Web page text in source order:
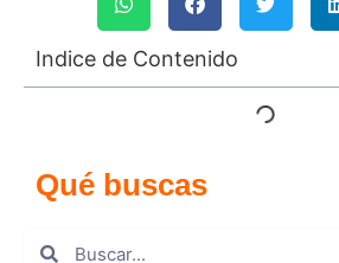
Indice de Contenido
Qué buscas